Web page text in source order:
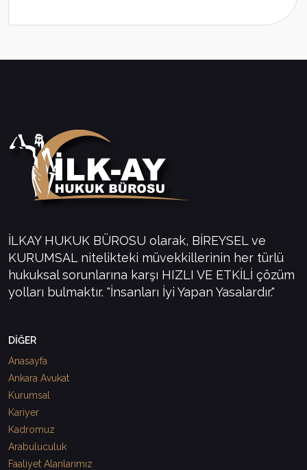
İLKAY HUKUK BÜROSU olarak, BİREYSEL ve
KURUMSAL nitelikteki müvekkillerinin her türlü
hukuksal sorunlarına karşı HIZLI VE ETKİLİ çözüm
yolları bulmaktır. "İnsanları İyi Yapan Yasalardır."
DİĞER
Anasayfa
Ankara Avukat
Kurumsal
Kariyer
Kadromuz
Arabuluculuk
Faaliyet Alanlarımız